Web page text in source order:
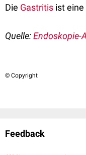
Die Gastritis ist eine
Quelle:Endoskopie-
© Copyright
Feedback